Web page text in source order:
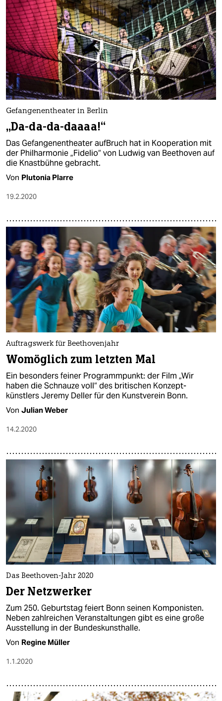
Gefangenentheater in Berlin
„Da-da-da-daaaa!“
Das Gefangenentheater aufBruch hat in Kooperation mit
der Philharmonie „Fidelio“ von Ludwig van Beethoven auf
die Knastbühne gebracht.
Von Plutonia Plarre
19.2.2020
Auftragswerk für Beethovenjahr
Womöglich zum letzten Mal
Ein besonders feiner Programmpunkt: der Film „Wir
haben die Schnauze voll“ des britischen Konzept­
künstlers Jeremy Deller für den Kunstverein Bonn.
Von Julian Weber
14.2.2020
Das Beethoven-Jahr 2020
Der Netzwerker
Zum 250. Geburtstag feiert Bonn seinen Komponisten.
Neben zahlreichen Veranstaltungen gibt es eine große
Ausstellung in der Bundeskunsthalle.
Von Regine Müller
1.1.2020